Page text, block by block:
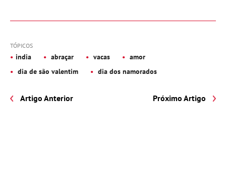
TÓPICOS
india abraçar vacas
amor
dia de são valentim
dia dos namorados
Artigo Anterior Próximo Artigo